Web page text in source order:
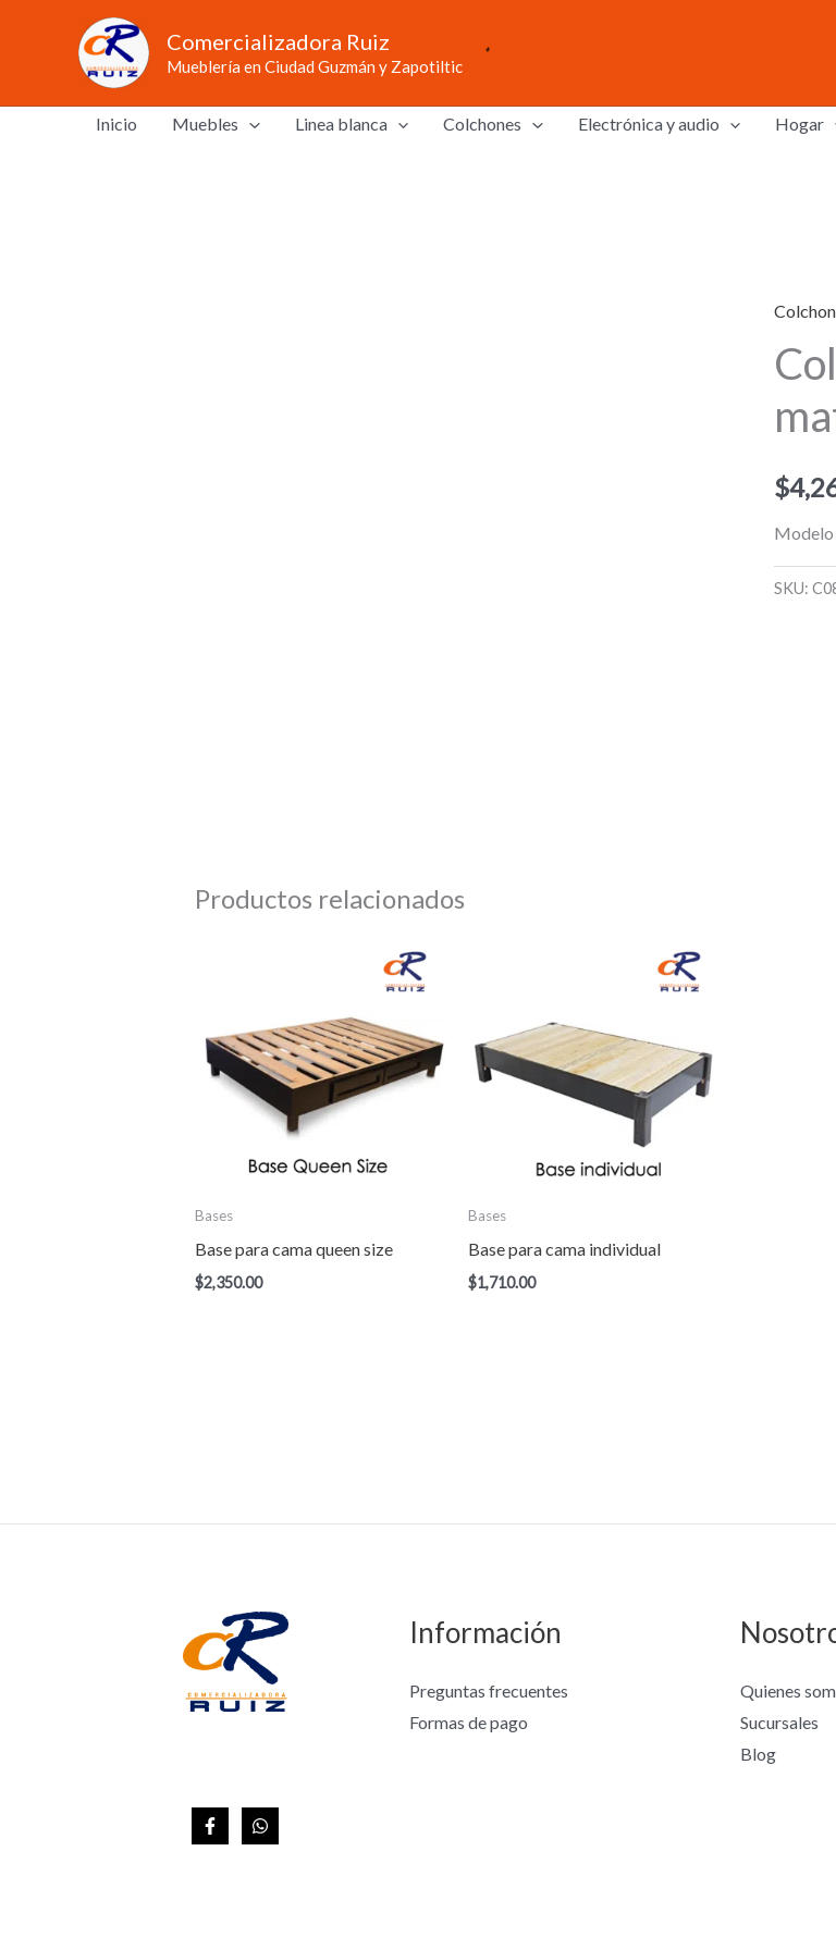
Comercializadora Ruiz
Mueblería en Ciudad Guzmán y Zapotiltic
Inicio Muebles Linea blanca Colchones Electrónica y audio Hogar
$
Modelo
SKU:
Productos relacionados
Bases
Base para cama queen size
$2,350.00
Bases
Base para cama individual
$1,710.00
Información
Preguntas frecuentes
Formas de pago
Quienes
Sucursales
Blog